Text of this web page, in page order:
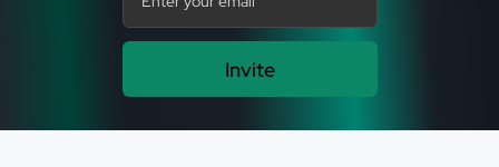
Invite